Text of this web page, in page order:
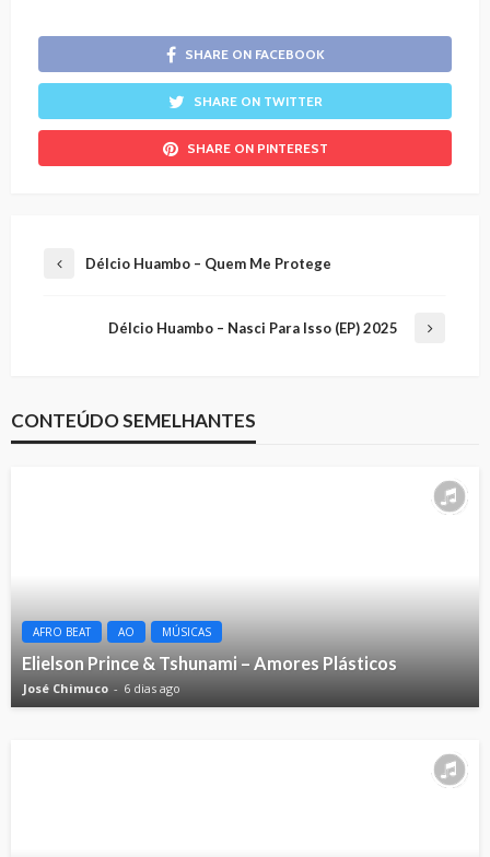
SHARE ON FACEBOOK
SHARE ON TWITTER
SHARE ON PINTEREST
Délcio Huambo – Quem Me Protege
Délcio Huambo – Nasci Para Isso (EP) 2025
CONTEÚDO SEMELHANTES
AFRO BEAT AO MÚSICAS
Elielson Prince & Tshunami – Amores Plásticos
José Chimuco 6 dias ago